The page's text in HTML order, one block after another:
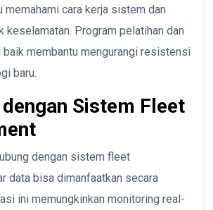
memahami cara kerja sistem dan
keselamatan. Program pelatihan dan
baik membantu mengurangi resistensi
baru.
Sistem Fleet
dengan sistem fleet
data bisa dimanfaatkan secara
ini memungkinkan monitoring real-